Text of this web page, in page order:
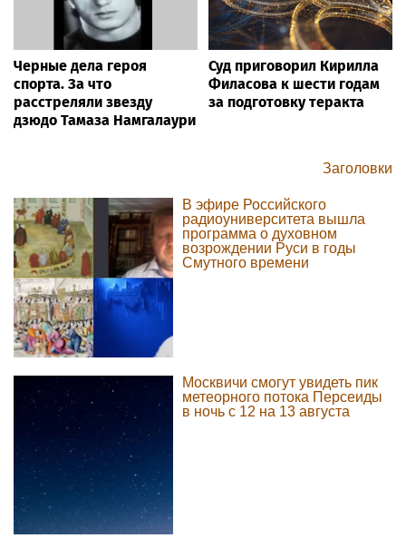
Черные дела героя
спорта. За что
расстреляли звезду
дзюдо Тамаза Намгалаури
Суд приговорил Кирилла
Филасова к шести годам
за подготовку теракта
Заголовки
В эфире Российского
радиоуниверситета вышла
программа о духовном
возрождении Руси в годы
Смутного времени
Москвичи смогут увидеть пик
метеорного потока Персеиды
в ночь с 12 на 13 августа